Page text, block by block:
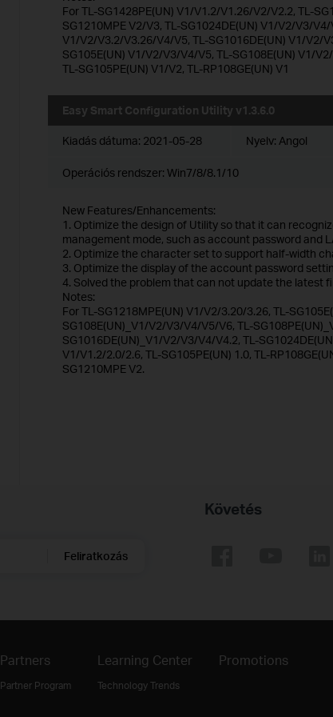
For TL-SG1428PE(UN) V1/V1.2/V1.26/V2/V2.2, TL-
SG1210MPE V2/V3, TL-SG1024DE(UN) V1/V2/V3/
V1/V2/V3.2/V3.26/V4/V5, TL-SG1016DE(UN) V1/V2/
SG105E(UN) V1/V2/V3/V4/V5, TL-SG108E(UN) V1/
TL-SG105PE(UN) V1/V2, TL-RP108GE(UN) V1
Easy Smart Configuration Utility v1.3.6.0
Kiadás dátuma: 2021-05-28 Nyelv: Angol
Operációs rendszer: Win7/8/8.1/10
New Features/Enhancements:
1. Optimize the design of Utility so that it can
management mode, such as account password and
2. Optimize the character set to support half-width
3. Optimize the display of the account password
4. Solved the problem that can not update the latest
Notes:
For TL-SG1218MPE(UN) V1/V2/3.20/3.26, TL-
SG108E(UN)_V1/V2/V3/V4/V5/V6, TL-
SG1016DE(UN)_V1/V2/V3/V4/V4.2, TL-
V1/V1.2/2.0/2.6, TL-SG105PE(UN) 1.0, TL-
SG1210MPE V2.
Feliratkozás
Követés
Partners
Partner Program
Learning Center
Technology Trends
Promotions